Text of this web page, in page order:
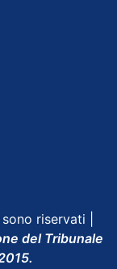
riservati |
del Tribunale